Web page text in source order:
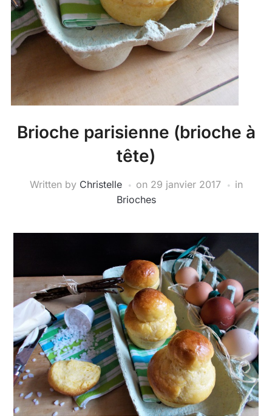
Brioche parisienne (brioche à
tête)
Written by Christelle on 29 janvier 2017
in
Brioches